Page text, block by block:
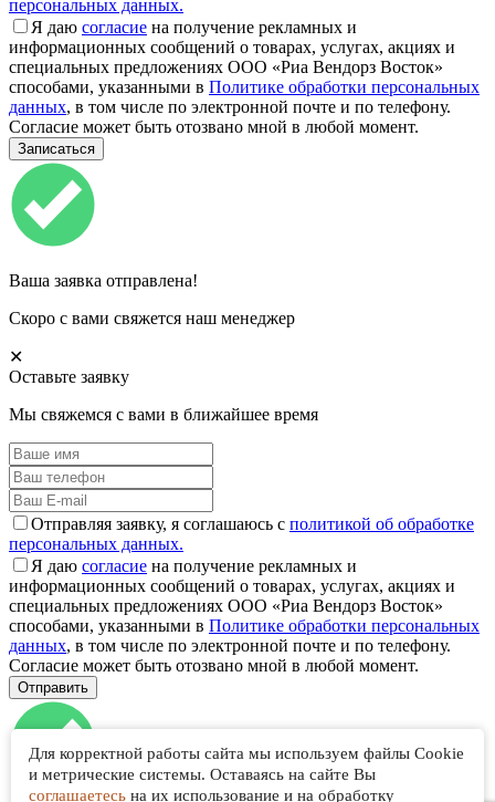
Для корректной работы сайта мы используем файлы Cookie
и метрические системы. Оставаясь на сайте Вы
соглашаетесь на их использование и на обработку
персональных данных.
Я даю согласие на получение рекламных и
информационных сообщений о товарах, услугах, акциях и
специальных предложениях ООО «Риа Вендорз Восток»
способами, указанными в Политике обработки персональных
данных, в том числе по электронной почте и по телефону.
Согласие может быть отозвано мной в любой момент.
Ваша заявка отправлена!
Скоро с вами свяжется наш менеджер
✕
Оставьте заявку
Мы свяжемся с вами в ближайшее время
Отправляя заявку, я соглашаюсь с политикой об обработке
персональных данных.
Я даю согласие на получение рекламных и
информационных сообщений о товарах, услугах, акциях и
специальных предложениях ООО «Риа Вендорз Восток»
способами, указанными в Политике обработки персональных
данных, в том числе по электронной почте и по телефону.
Согласие может быть отозвано мной в любой момент.